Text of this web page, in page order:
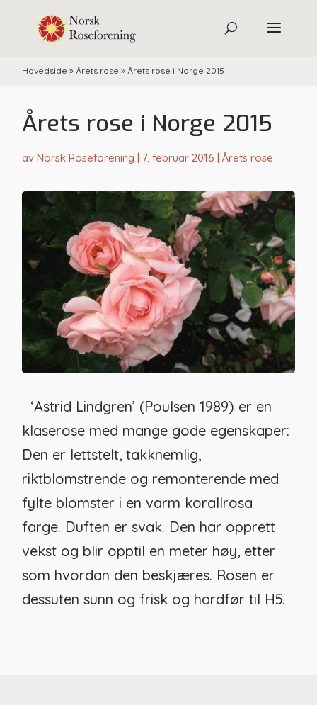
Hovedside »Årets rose »Årets rose i Norge 2015
Årets rose i Norge 2015
avNorsk Roseforening | 7. februar 2016 |Årets rose
‘Astrid Lindgren’ (Poulsen 1989) er en
klaserose med mange gode egenskaper:
Den er lettstelt, takknemlig,
riktblomstrende og remonterende med
fylte blomster i en varm korallrosa
farge. Duften er svak. Den har opprett
vekst og blir opptil en meter høy, etter
som hvordan den beskjæres. Rosen er
dessuten sunn og frisk og hardfør til H5.